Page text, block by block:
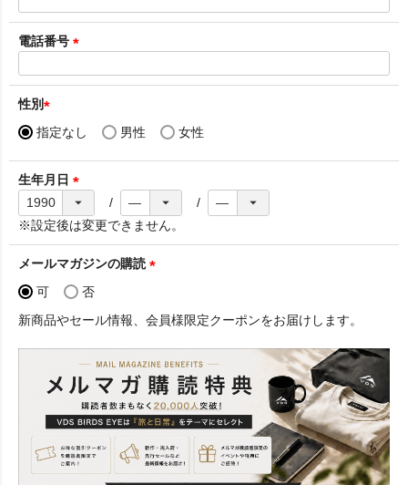
電話番号
必
性別
(
須
)
指定なし 男性 女性
生年月日
(
必
須
)
※設定後は変更できません。
メールマガジンの購読
須
可
否
新商品やセール情報、会員様限定クーポンをお届けします。